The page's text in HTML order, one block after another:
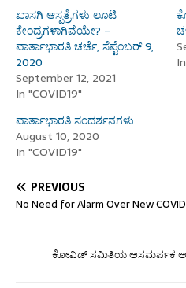
ಖಾಸಗಿ ಆಸ್ಪತ್ರೆಗಳು ಲೂಟಿ
ಕೇಂದ್ರಗಳಾಗಿವೆಯೇ? –
ವಾರ್ತಾಭಾರತಿ ಚರ್ಚೆ, ಸೆಪ್ಟೆಂಬರ್ 9,
2020
September 12, 2021
In "COVID19"
ವಾರ್ತಾಭಾರತಿ ಸಂದರ್ಶನಗಳು
August 10, 2020
In "COVID19"
PREVIOUS
No Need for Alarm Over New
ಕೋವಿಡ್ ಸಮಿತಿಯ ಅಸಮರ್ಪಕ